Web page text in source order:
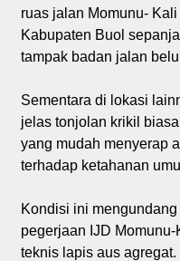
ruas jalan Momunu-
Kabupaten Buol
tampak badan jalan
Sementara di lokasi
jelas tonjolan krikil
yang mudah menyerap
terhadap ketahanan
Kondisi ini
pegerjaan IJD
teknis lapis aus agregat.